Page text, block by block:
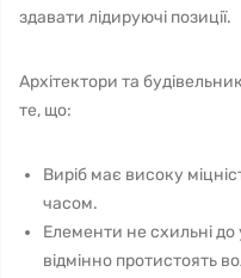
здавати лідируючі позиції.
Архітектори та
те, що:
Виріб має високу
часом.
Елементи не схильні
відмінно протистоять